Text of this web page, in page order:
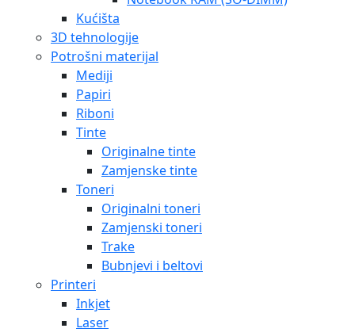
Kućišta
3D tehnologije
Potrošni materijal
Mediji
Papiri
Riboni
Tinte
Originalne tinte
Zamjenske tinte
Toneri
Originalni toneri
Zamjenski toneri
Trake
Bubnjevi i beltovi
Printeri
Inkjet
Laser